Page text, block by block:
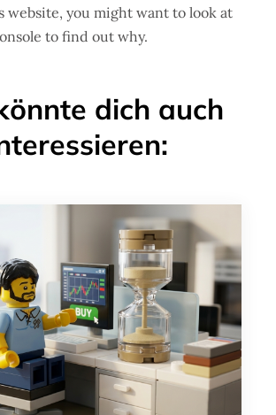
website, you might want to look at
to find out why.
dich auch